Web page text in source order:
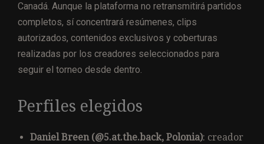
Canadá. Aunque la plataforma no retransmitirá partidos
completos, sí concentrará resúmenes, clips
autorizados, contenidos exclusivos y coberturas
realizadas por los creadores seleccionados para
seguir el torneo desde dentro.
Perfiles elegidos
Daniel Breen (@5.at.the.back, Polonia): creador